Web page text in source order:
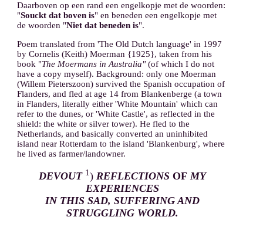
Daarboven op een rand een engelkopje met de woorden:
"Souckt dat boven is" en beneden een engelkopje met
de woorden "Niet dat beneden is".
Poem translated from 'The Old Dutch language' in 1997
by Cornelis (Keith) Moerman {1925}, taken from his
book "The Moermans in Australia"(of which I do not
have a copy myself). Background: only one Moerman
(Willem Pieterszoon) survived the Spanish occupation of
Flanders, and fled at age 14 from Blankenberge (a town
in Flanders, literally either 'White Mountain' which can
refer to the dunes, or 'White Castle', as reflected in the
shield: the white or silver tower). He fled to the
Netherlands, and basically converted an uninhibited
island near Rotterdam to the island 'Blankenburg', where
he lived as farmer/landowner.
DEVOUT 1) REFLECTIONS OF MY
EXPERIENCES
IN THIS SAD, SUFFERING AND
STRUGGLING WORLD.